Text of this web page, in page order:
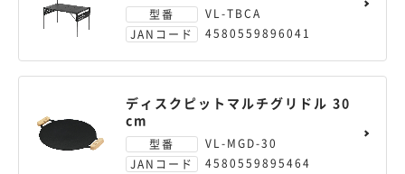
型番
VL-TBCA
JANコード
4580559896041
ディスクピットマルチグリドル 30
cm
型番
VL-MGD-30
JANコード
4580559895464